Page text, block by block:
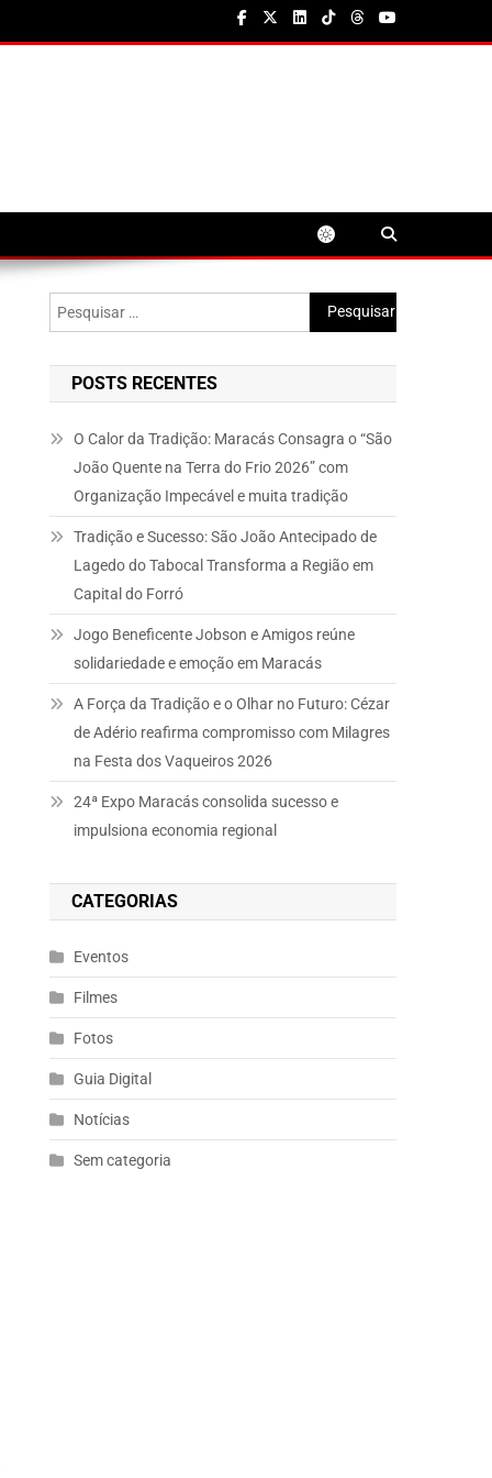
Pesquisar
por:
POSTS RECENTES
O Calor da Tradição: Maracás Consagra o “São
João Quente na Terra do Frio 2026” com
Organização Impecável e muita tradição
Tradição e Sucesso: São João Antecipado de
Lagedo do Tabocal Transforma a Região em
Capital do Forró
Jogo Beneficente Jobson e Amigos reúne
solidariedade e emoção em Maracás
A Força da Tradição e o Olhar no Futuro: Cézar
de Adério reafirma compromisso com Milagres
na Festa dos Vaqueiros 2026
24ª Expo Maracás consolida sucesso e
impulsiona economia regional
CATEGORIAS
Eventos
Filmes
Fotos
Guia Digital
Notícias
Sem categoria